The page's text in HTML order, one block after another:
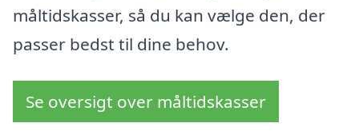
måltidskasser, så du kan vælge den, der
passer bedst til dine behov.
Se oversigt over måltidskasser